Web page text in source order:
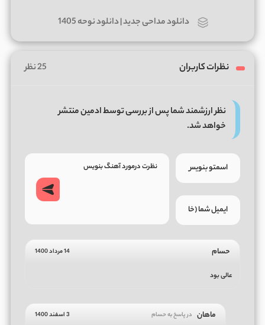
دانلود مداحی جدید | دانلود نوحه 1405
نظرات کاربران 25 نظر
نظر ارزشمند شما پس از بررسی توسط ادمین منتشر
خواهد شد.
حسام 14 مرداد 1400
عالی بود
ماهان در پاسخ به حسام 3 اسفند 1400